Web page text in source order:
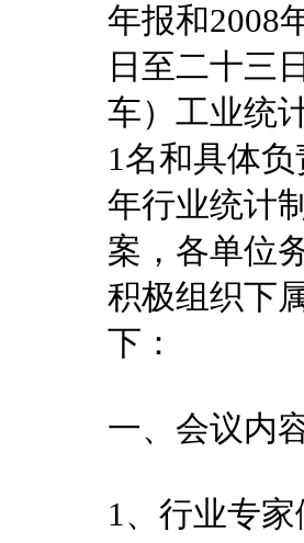
年报和2008
日至二十三
车）工业统
1名和具体
年行业统计
案，各单位
积极组织下
下：
一、会议内
1、行业专